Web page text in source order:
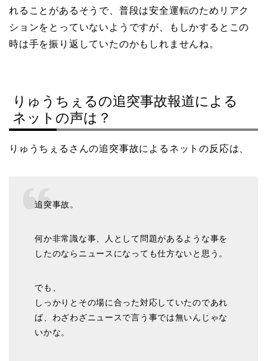
れることがあるそうで、普段は安全運転のためリアク
ションをとっていないようですが、もしかするとこの
時は手を振り返していたのかもしれませんね。
りゅうちぇるの追突事故報道による
ネットの声は？
りゅうちぇるさんの追突事故によるネットの反応は、
追突事故。
何か非常識な事、人として問題があるような事を
したのならニュースになっても仕方ないと思う。
でも、
しっかりとその場に合った対応していたのであれ
ば、わざわざニュースで言う事では無いんじゃな
いかな。